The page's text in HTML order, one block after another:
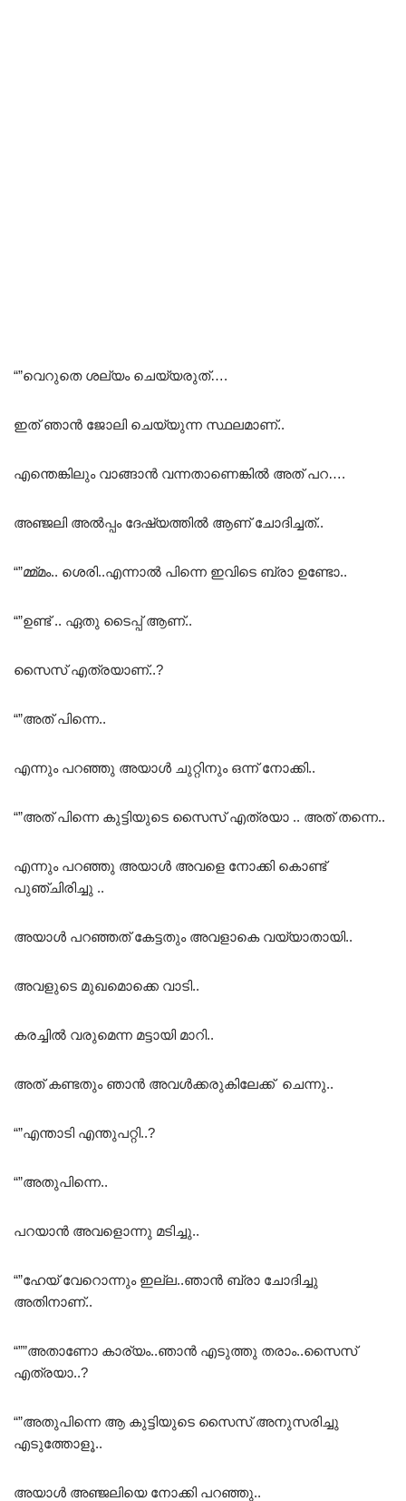
“”വെറുതെ ശല്യം ചെയ്യരുത്….
ഇത് ഞാൻ ജോലി ചെയ്യുന്ന സ്ഥലമാണ്..
എന്തെങ്കിലും വാങ്ങാൻ വന്നതാണെങ്കിൽ അത് പറ….
അഞ്ജലി അൽപ്പം ദേഷ്യത്തിൽ ആണ് ചോദിച്ചത്..
“”മ്മ്മം.. ശെരി..എന്നാൽ പിന്നെ ഇവിടെ ബ്രാ ഉണ്ടോ..
“”ഉണ്ട്‌ .. ഏതു ടൈപ്പ് ആണ്..
സൈസ് എത്രയാണ്..?
“”അത് പിന്നെ..
എന്നും പറഞ്ഞു അയാൾ ചുറ്റിനും ഒന്ന് നോക്കി..
“”അത് പിന്നെ കുട്ടിയുടെ സൈസ് എത്രയാ .. അത് തന്നെ..
എന്നും പറഞ്ഞു അയാൾ അവളെ നോക്കി കൊണ്ട്
പുഞ്ചിരിച്ചു ..
അയാൾ പറഞ്ഞത് കേട്ടതും അവളാകെ വയ്യാതായി..
അവളുടെ മുഖമൊക്കെ വാടി..
കരച്ചിൽ വരുമെന്ന മട്ടായി മാറി..
അത് കണ്ടതും ഞാൻ അവൾക്കരുകിലേക്ക് ചെന്നു..
“”എന്താടി എന്തുപറ്റി..?
“”അതുപിന്നെ..
പറയാൻ അവളൊന്നു മടിച്ചു..
“”ഹേയ് വേറൊന്നും ഇല്ല..ഞാൻ ബ്രാ ചോദിച്ചു
അതിനാണ്..
“””അതാണോ കാര്യം..ഞാൻ എടുത്തു തരാം..സൈസ്
എത്രയാ..?
“”അതുപിന്നെ ആ കുട്ടിയുടെ സൈസ് അനുസരിച്ചു
എടുത്തോളൂ..
അയാൾ അഞ്ജലിയെ നോക്കി പറഞ്ഞു..